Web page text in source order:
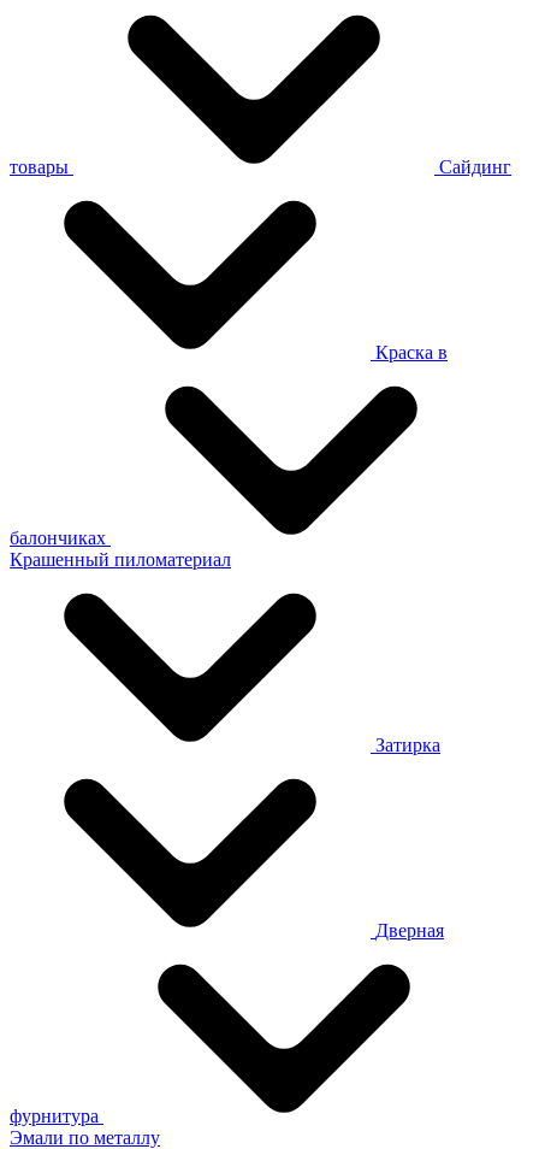
товары Сайдинг
Краска в
балончиках
Крашенный пиломатериал
Затирка
Дверная
фурнитура
Эмали по металлу